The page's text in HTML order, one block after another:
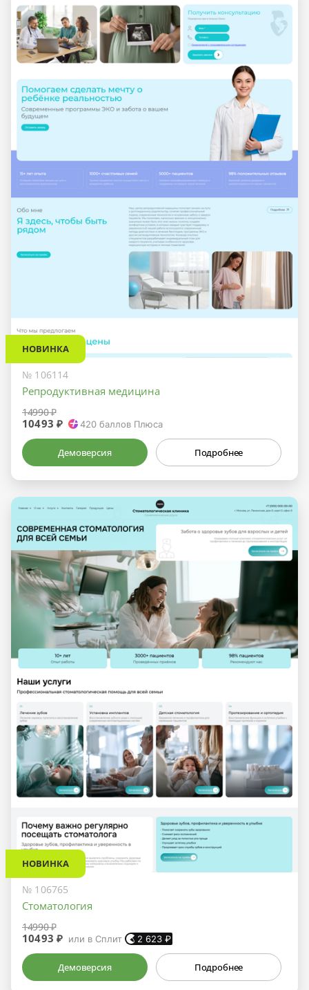
НОВИНКА
№ 106114
Репродуктивная медицина
14990 ₽
10493 ₽ 420 баллов Плюса
Демоверсия Подробнее
НОВИНКА
№ 106765
Стоматология
14990 ₽
10493 ₽ или в Сплит 2 623 ₽
Демоверсия Подробнее